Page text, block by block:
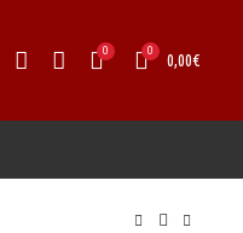
0 0 0,00€